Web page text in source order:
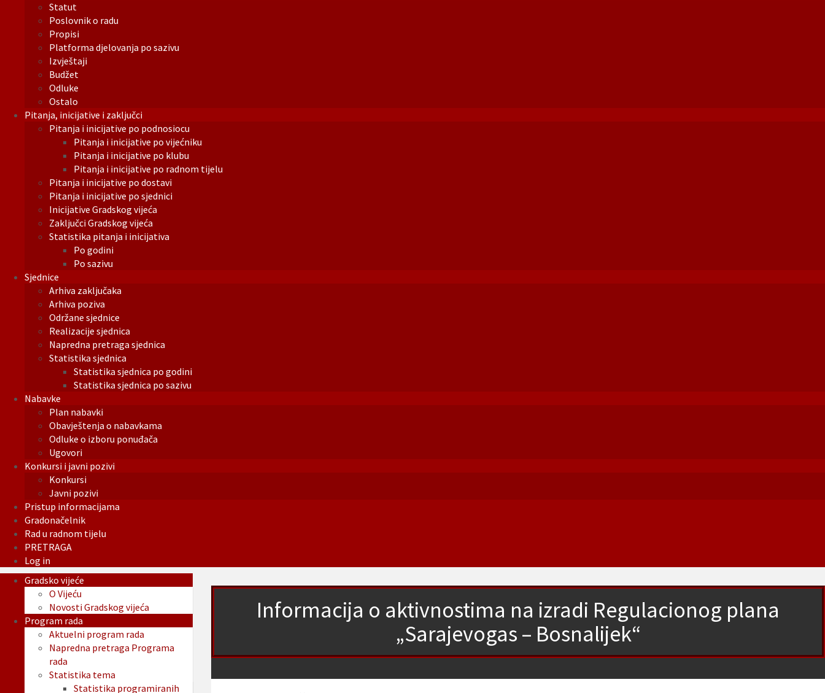
Statut
Poslovnik o radu
Propisi
Platforma djelovanja po sazivu
Izvještaji
Budžet
Odluke
Ostalo
Pitanja, inicijative i zaključci
Pitanja i inicijative po podnosiocu
Pitanja i inicijative po vijećniku
Pitanja i inicijative po klubu
Pitanja i inicijative po radnom tijelu
Pitanja i inicijative po dostavi
Pitanja i inicijative po sjednici
Inicijative Gradskog vijeća
Zaključci Gradskog vijeća
Statistika pitanja i inicijativa
Po godini
Po sazivu
Sjednice
Arhiva zaključaka
Arhiva poziva
Održane sjednice
Realizacije sjednica
Napredna pretraga sjednica
Statistika sjednica
Statistika sjednica po godini
Statistika sjednica po sazivu
Nabavke
Plan nabavki
Obavještenja o nabavkama
Odluke o izboru ponuđača
Ugovori
Konkursi i javni pozivi
Konkursi
Javni pozivi
Pristup informacijama
Gradonačelnik
Rad u radnom tijelu
PRETRAGA
Log in
Informacija o aktivnostima na izradi Regulacionog plana
„Sarajevogas – Bosnalijek“
Gradsko vijeće
O Vijeću
Novosti Gradskog vijeća
Program rada
Aktuelni program rada
Napredna pretraga Programa
rada
Statistika tema
Statistika programiranih